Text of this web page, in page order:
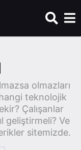
olmazları
teknolojik
Çalışanlar
geliştirmeli? Ve
sitemizde.